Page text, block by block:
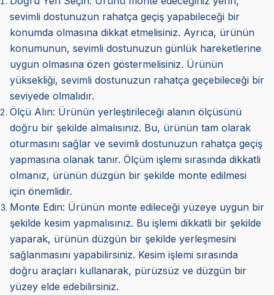
sevimli dostunuzun rahatça geçiş yapabileceği bir
konumda olmasına dikkat etmelisiniz. Ayrıca, ürünün
konumunun, sevimli dostunuzun günlük hareketlerine
uygun olmasına özen göstermelisiniz. Ürünün
yüksekliği, sevimli dostunuzun rahatça geçebileceği bir
seviyede olmalıdır.
Ölçü Alın: Ürünün yerleştirileceği alanın ölçüsünü
doğru bir şekilde almalısınız. Bu, ürünün tam olarak
oturmasını sağlar ve sevimli dostunuzun rahatça geçiş
yapmasına olanak tanır. Ölçüm işlemi sırasında dikkatli
olmanız, ürünün düzgün bir şekilde monte edilmesi
için önemlidir.
Monte Edin: Ürünün monte edileceği yüzeye uygun bir
şekilde kesim yapmalısınız. Bu işlemi dikkatli bir şekilde
yaparak, ürünün düzgün bir şekilde yerleşmesini
sağlanmasını yapabilirsiniz. Kesim işlemi sırasında
doğru araçları kullanarak, pürüzsüz ve düzgün bir
yüzey elde edebilirsiniz.